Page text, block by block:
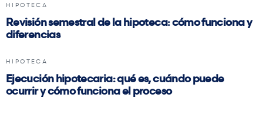
HIPOTECA
Revisión semestral de la hipoteca: cómo funciona y
diferencias
HIPOTECA
Ejecución hipotecaria: qué es, cuándo puede
ocurrir y cómo funciona el proceso